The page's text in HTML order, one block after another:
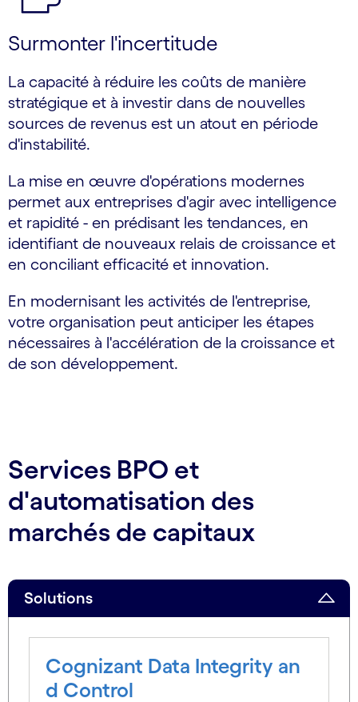
Surmonter l'incertitude
La capacité à réduire les coûts de manière
stratégique et à investir dans de nouvelles
sources de revenus est un atout en période
d'instabilité.
La mise en œuvre d'opérations modernes
permet aux entreprises d'agir avec intelligence
et rapidité - en prédisant les tendances, en
identifiant de nouveaux relais de croissance et
en conciliant efficacité et innovation.
En modernisant les activités de l'entreprise,
votre organisation peut anticiper les étapes
nécessaires à l'accélération de la croissance et
de son développement.
Services BPO et
d'automatisation des
marchés de capitaux
Solutions
Cognizant Data Integrity an
d Control